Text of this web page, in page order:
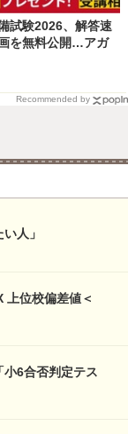
試験2026、解答速
を無料公開…アガ
Recommended by
人」
上位校偏差値＜
6合否判定テス